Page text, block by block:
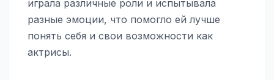
играла различные роли и испытывала
разные эмоции, что помогло ей лучше
понять себя и свои возможности как
актрисы.